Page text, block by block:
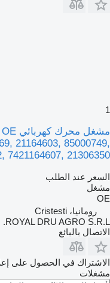
1
21164603, 85000749,
7421164607, 21306350
السعر عند الطلب
مشغل
OE
رومانيا، Cristesti
ROYAL DRU AGRO S.R.L.
الاتصال بالبائع
الاشتراك في الحصول على
مشغلات